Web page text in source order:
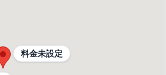
料金未設定